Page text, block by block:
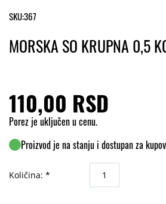
SKU:367
MORSKA SO KRUPNA 0,5
110,00 RSD
Porez je uključen u cenu.
Proizvod je na stanju i dostupan za
Količina: *